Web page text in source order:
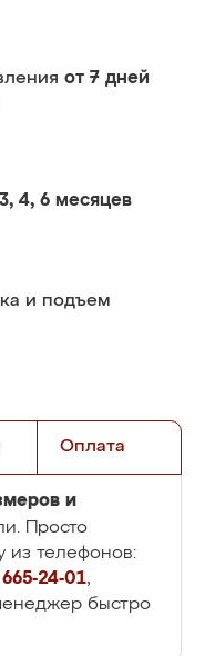
от 7 дней
4, 6 месяцев
и подъем
Оплата
и
Просто
из телефонов:
24-01,
быстро